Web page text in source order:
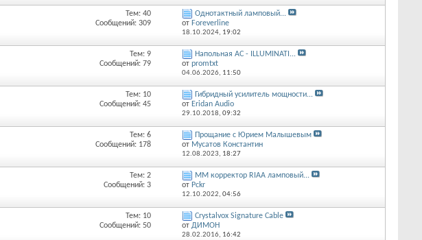
Тем: 40
Сообщений: 309
Однотактный ламповый...
от Foreverline
18.10.2024, 19:02
Тем: 9
Сообщений: 79
Напольная АС - ILLUMINATI...
от promtxt
04.06.2026, 11:50
Тем: 10
Сообщений: 45
Гибридный усилитель мощности...
от Eridan Audio
29.10.2018, 09:32
Тем: 6
Сообщений: 178
Прощание с Юрием Малышевым
от Мусатов Константин
12.08.2023, 18:27
Тем: 2
Сообщений: 3
ММ корректор RIAA ламповый...
от Pckr
12.10.2022, 04:56
Тем: 10
Сообщений: 50
Crystalvox Signature Cable
от ДИМОН
28.02.2016, 16:42